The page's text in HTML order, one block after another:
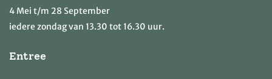
4 Mei t/m 28 September
iedere zondag van 13.30 tot 16.30 uur.
Entree